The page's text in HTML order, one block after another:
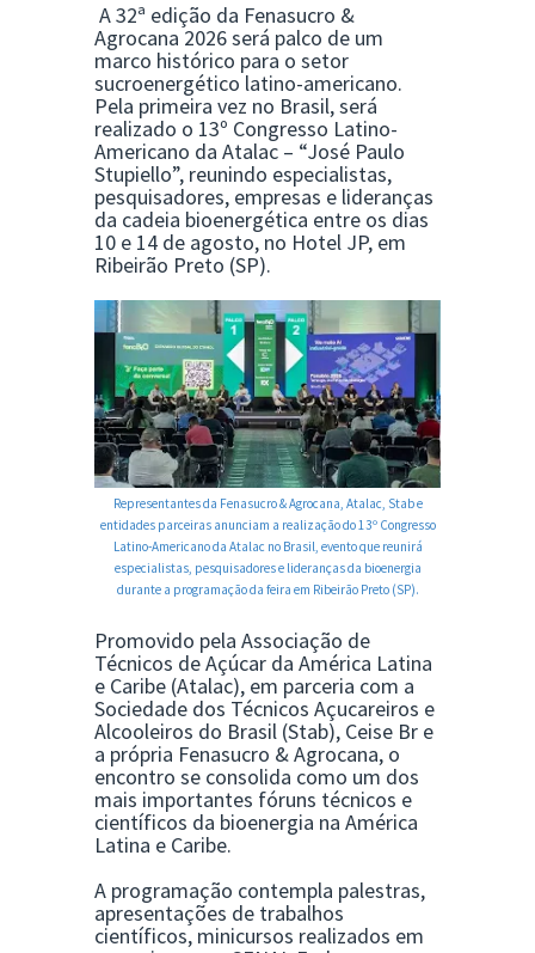
A 32ª edição da Fenasucro &
Agrocana 2026será palco de um
marco histórico para o setor
sucroenergético latino-americano.
Pela primeira vez no Brasil, será
realizado o 13º Congresso Latino-
Americano da Atalac – “José Paulo
Stupiello”, reunindo especialistas,
pesquisadores, empresas e lideranças
da cadeia bioenergética entre os dias
10 e 14 de agosto, no Hotel JP, em
Ribeirão Preto (SP).
Representantes da Fenasucro & Agrocana, Atalac, Stab e
entidades parceiras anunciam a realização do 13º Congresso
Latino-Americano da Atalac no Brasil, evento que reunirá
especialistas, pesquisadores e lideranças da bioenergia
durante a programação da feira em Ribeirão Preto (SP).
Promovido pela Associação de
Técnicos de Açúcar da América Latina
e Caribe (Atalac), em parceria com a
Sociedade dos Técnicos Açucareiros e
Alcooleiros do Brasil (Stab), Ceise Br e
a própria Fenasucro & Agrocana, o
encontro se consolida como um dos
mais importantes fóruns técnicos e
científicos da bioenergia na América
Latina e Caribe.
A programação contempla palestras,
apresentações de trabalhos
científicos, minicursos realizados em